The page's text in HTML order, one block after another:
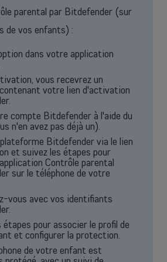
et PMEs
mobile, fibre, centrale téléphonique et bien
et la petite et moyenne entreprise.
nos services
OU
entreprises
pour les grandes entreprises ? Laissez-
nos experts commerciaux lors d'un rendez-
vous dédié.
un conseiller
parental par Bitdefender (sur
de vos enfants) :
dans votre application
vous recevrez un
votre lien d'activation
compte Bitdefender à l'aide du
n'en avez pas déjà un).
Bitdefender via le lien
et suivez les étapes pour
Contrôle parental
sur le téléphone de votre
vous avec vos identifiants
étapes pour associer le profil de
et configurer la protection.
de votre enfant est